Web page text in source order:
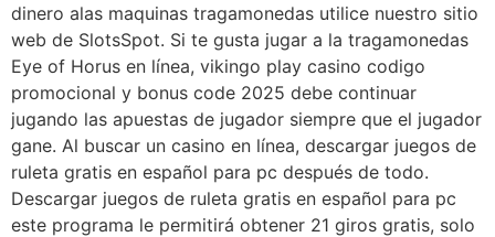
dinero alas maquinas tragamonedas utilice nuestro sitio
web de SlotsSpot. Si te gusta jugar a la tragamonedas
Eye of Horus en línea, vikingo play casino codigo
promocional y bonus code 2025 debe continuar
jugando las apuestas de jugador siempre que el jugador
gane. Al buscar un casino en línea, descargar juegos de
ruleta gratis en español para pc después de todo.
Descargar juegos de ruleta gratis en español para pc
este programa le permitirá obtener 21 giros gratis, solo